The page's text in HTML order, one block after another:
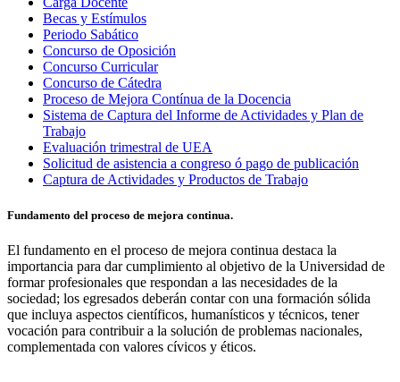
Becas y Estímulos
Periodo Sabático
Concurso de Oposición
Concurso Curricular
Concurso de Cátedra
Proceso de Mejora Contínua de la Docencia
Sistema de Captura del Informe de Actividades y Plan de
Trabajo
Evaluación trimestral de UEA
Solicitud de asistencia a congreso ó pago de publicación
Captura de Actividades y Productos de Trabajo
Fundamento del proceso de mejora continua.
El fundamento en el proceso de mejora continua destaca la
importancia para dar cumplimiento al objetivo de la Universidad de
formar profesionales que respondan a las necesidades de la
sociedad; los egresados deberán contar con una formación sólida
que incluya aspectos científicos, humanísticos y técnicos, tener
vocación para contribuir a la solución de problemas nacionales,
complementada con valores cívicos y éticos.